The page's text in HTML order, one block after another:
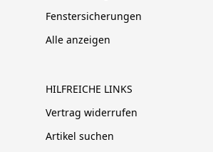
Fenstersicherungen
Alle anzeigen
HILFREICHE LINKS
Vertrag widerrufen
Artikel suchen